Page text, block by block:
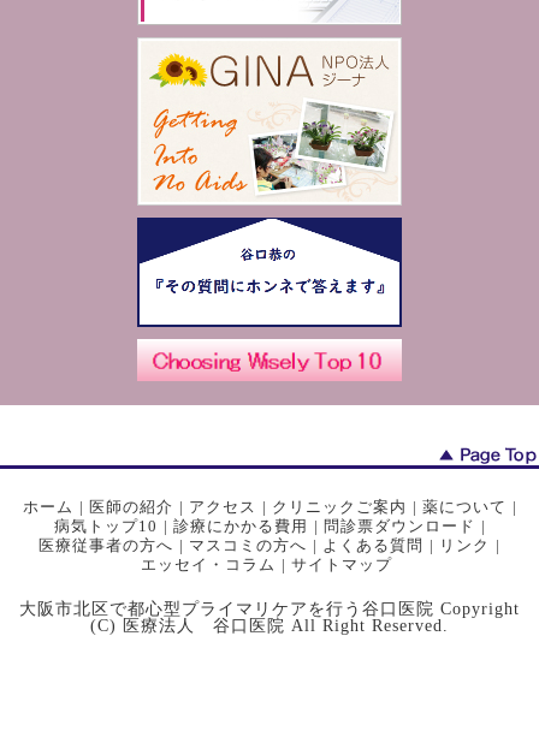
ホーム | 医師の紹介 | アクセス | クリニックご案内 | 薬について |
病気トップ10 | 診療にかかる費用 | 問診票ダウンロード |
医療従事者の方へ | マスコミの方へ | よくある質問 | リンク |
エッセイ・コラム | サイトマップ
大阪市北区で都心型プライマリケアを行う谷口医院 Copyright
(C) 医療法人 谷口医院 All Right Reserved.